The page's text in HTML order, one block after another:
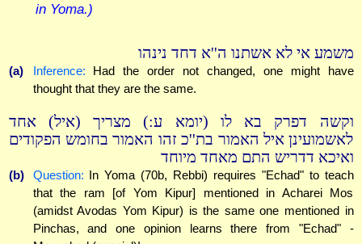
in Yoma.)
משמע אי לא אשתנו ה''א דחד נינהו
(a) Inference: Had the order not changed, one might have
thought that they are the same.
וקשה דפרק בא לו (יומא ע:) מצריך (איל) אחד
לאשמועינן איל האמור בת''כ זהו האמור בחומש הפקודים
ואיכא דדריש התם מאחד מיוחד
(b) Question: In Yoma (70b, Rebbi) requires "Echad" to teach
that the ram [of Yom Kipur] mentioned in Acharei Mos
(amidst Avodas Yom Kipur) is the same one mentioned in
Pinchas, and one opinion learns there from "Echad" -